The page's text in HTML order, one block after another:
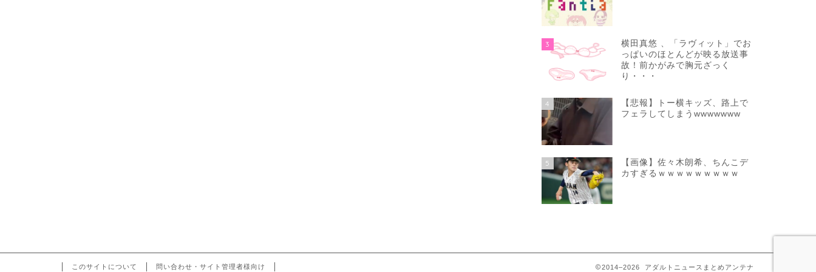
3
横田真悠 、「ラヴィット」でお
っぱいのほとんどが映る放送事
故！前かがみで胸元ざっく
り・・・
4
【悲報】トー横キッズ、路上で
フェラしてしまうwwwwwww
5
【画像】佐々木朗希、ちんこデ
カすぎるｗｗｗｗｗｗｗｗｗ
このサイトについて 問い合わせ・サイト管理者様向け 2014–2026 アダルトニュースまとめアンテナ